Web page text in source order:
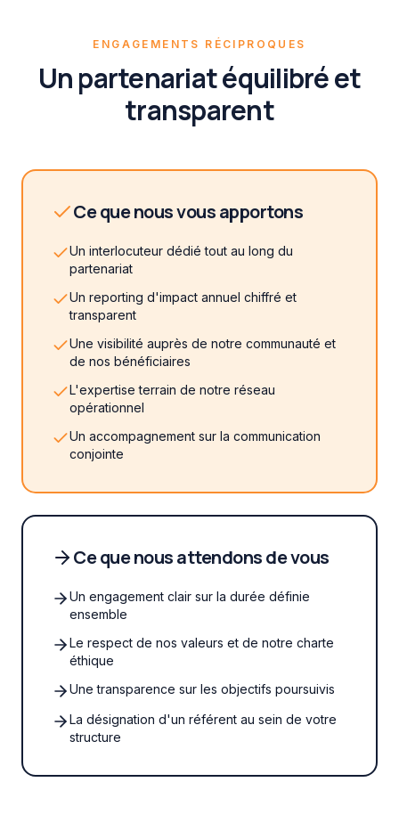
ENGAGEMENTS RÉCIPROQUES
Un partenariat équilibré et
transparent
Ce que nous vous apportons
Un interlocuteur dédié tout au long du
partenariat
Un reporting d'impact annuel chiffré et
transparent
Une visibilité auprès de notre communauté et
de nos bénéficiaires
L'expertise terrain de notre réseau
opérationnel
Un accompagnement sur la communication
conjointe
Ce que nous attendons de vous
Un engagement clair sur la durée définie
ensemble
Le respect de nos valeurs et de notre charte
éthique
Une transparence sur les objectifs poursuivis
La désignation d'un référent au sein de votre
structure